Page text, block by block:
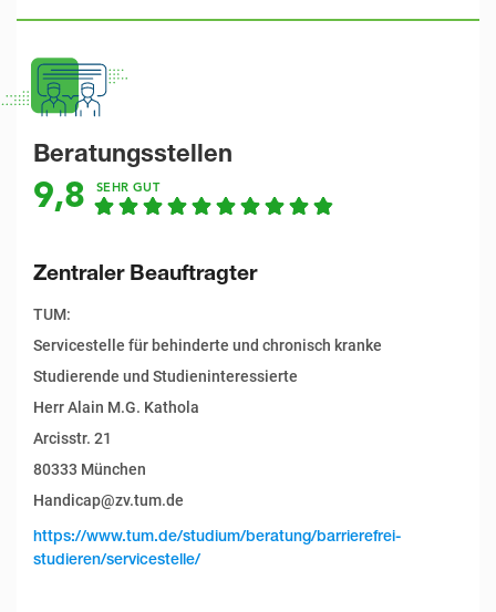
Beratungsstellen
9,8 SEHR GUT
Zentraler Beauftragter
TUM:
Servicestelle für behinderte und chronisch kranke
Studierende und Studieninteressierte
Herr Alain M.G. Kathola
Arcisstr. 21
80333 München
Handicap@zv.tum.de
https://www.tum.de/studium/beratung/barrierefrei-
studieren/servicestelle/